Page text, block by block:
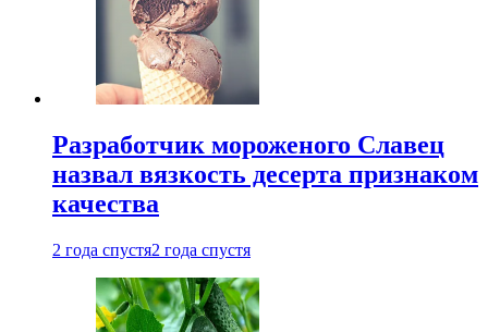
Разработчик мороженого Славец
назвал вязкость десерта признаком
качества
2 года спустя2 года спустя